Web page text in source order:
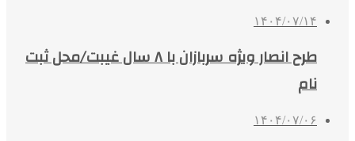
۱۴۰۴/۰۷/۱۴
طرح انصار ویژه سربازان با ۸ سال غیبت/محل ثبت
نام
۱۴۰۴/۰۷/۰۶